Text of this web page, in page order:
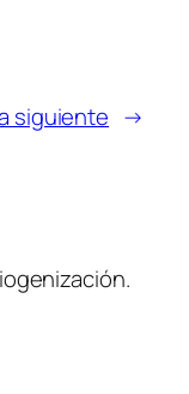
siguiente →